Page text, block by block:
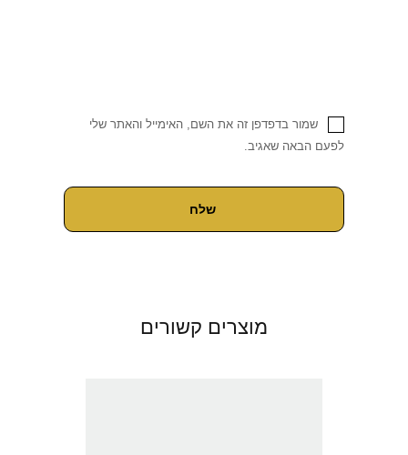
שמור בדפדפן זה את השם, האימייל והאתר שלי
לפעם הבאה שאגיב.
מוצרים קשורים